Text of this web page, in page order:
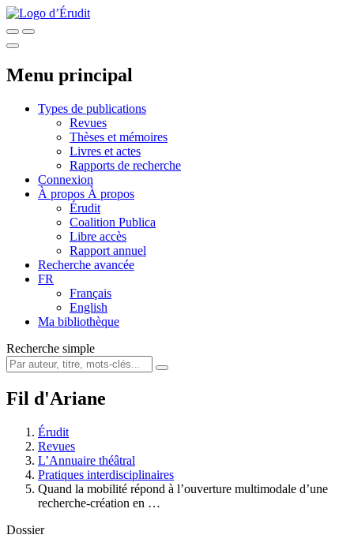
Menu principal
Types de publications
Revues
Thèses et mémoires
Livres et actes
Rapports de recherche
Connexion
À propos À propos
Érudit
Coalition Publica
Libre accès
Rapport annuel
Recherche avancée
FR
Français
English
Ma bibliothèque
Recherche simple
Fil d'Ariane
Érudit
Revues
L’Annuaire théâtral
Pratiques interdisciplinaires
Quand la mobilité répond à l’ouverture multimodale d’une
recherche-création en …
Dossier